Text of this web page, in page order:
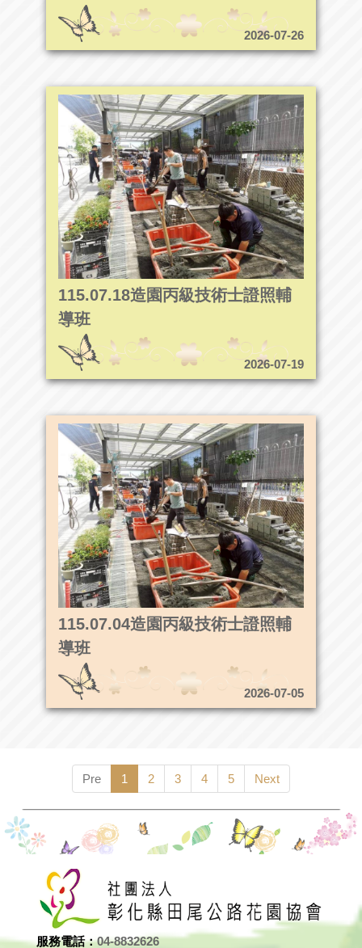
2026-07-26
115.07.18造園丙級技術士證照輔
導班
2026-07-19
115.07.04造園丙級技術士證照輔
導班
2026-07-05
Pre 1 2 3 4 5 Next
服務電話：04-8832626